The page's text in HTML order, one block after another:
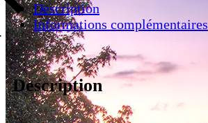
Description
Informations complémentaires
Description